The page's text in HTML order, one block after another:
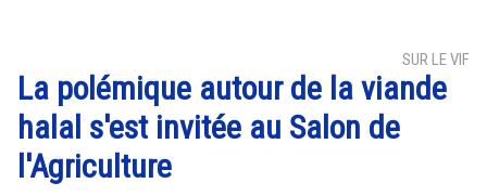
SUR LE VIF
La polémique autour de la viande
halal s'est invitée au Salon de
l'Agriculture